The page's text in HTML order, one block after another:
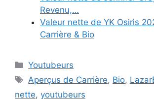
Revenu,…
Valeur nette de YK Osiris
Carrière & Bio
Categories
Youtubeurs
Tags
Aperçus de Carrière, Bio,
nette, youtubeurs